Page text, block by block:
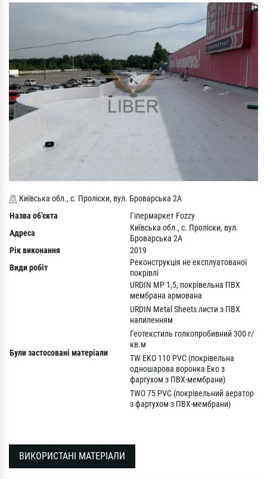
Київська обл., с. Проліски, вул. Броварська 2А
Назва об’єкта
Гіпермаркет Fozzy
Адреса
Київська обл., с. Проліски, вул.
Броварська 2А
Рік виконання
2019
Види робіт
Реконструкція не експлуатованої
покрівлі
Були застосовані матеріали
URDIN MP 1,5, покрівельна ПВХ
мембрана армована
URDIN Metal Sheets листи з ПВХ
напиленням
Геотекстиль голкопробивний 300 г/
кв.м
TW EKO 110 PVC (покрівельна
одношарова воронка Еко з
фартухом з ПВХ-мембрани)
TWO 75 PVC (покрівельний аератор
з фартухом з ПВХ-мембрани)
ВИКОРИСТАНІ МАТЕРІАЛИ